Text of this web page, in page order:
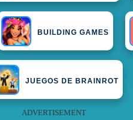
BUILDING GAMES
JUEGOS DE BRAINROT
ADVERTISEMENT